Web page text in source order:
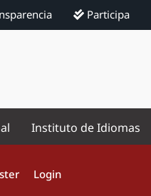
Participa
Instituto de Idiomas
Login